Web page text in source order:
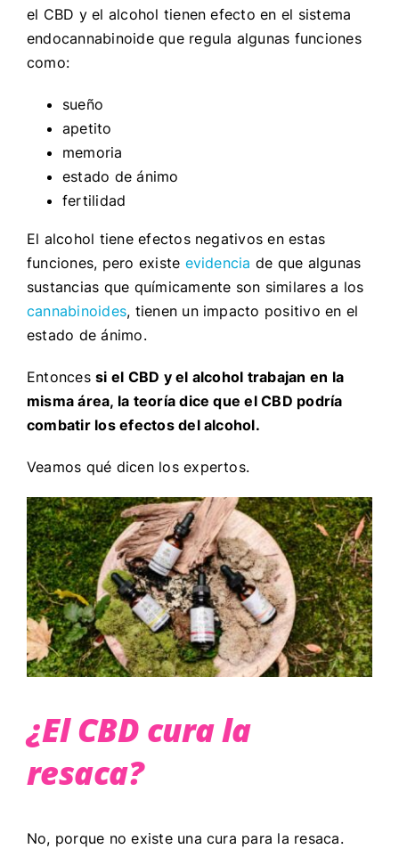
el CBD y el alcohol tienen efecto en el sistema
endocannabinoide que regula algunas funciones
como:
sueño
apetito
memoria
estado de ánimo
fertilidad
El alcohol tiene efectos negativos en estas
funciones, pero existe evidencia de que algunas
sustancias que químicamente son similares a los
cannabinoides, tienen un impacto positivo en el
estado de ánimo.
Entoncessi el CBD y el alcohol trabajan en la
misma área, la teoría dice que el CBD podría
combatir los efectos del alcohol.
Veamos qué dicen los expertos.
¿El CBD cura la
resaca?
No, porque no existe una cura para la resaca.